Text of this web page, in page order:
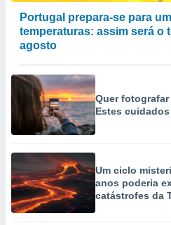
Portugal prepara-se para
temperaturas: assim será o
agosto
Quer
Estes
Um ciclo
anos poderia
catástrofes da